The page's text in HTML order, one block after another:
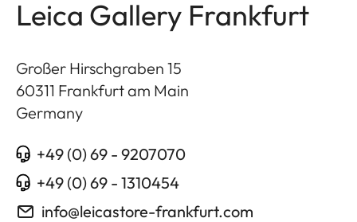
Leica Gallery Frankfurt
Großer Hirschgraben 15
60311 Frankfurt am Main
Germany
+49 (0) 69 - 9207070
+49 (0) 69 - 1310454
info@leicastore-frankfurt.com